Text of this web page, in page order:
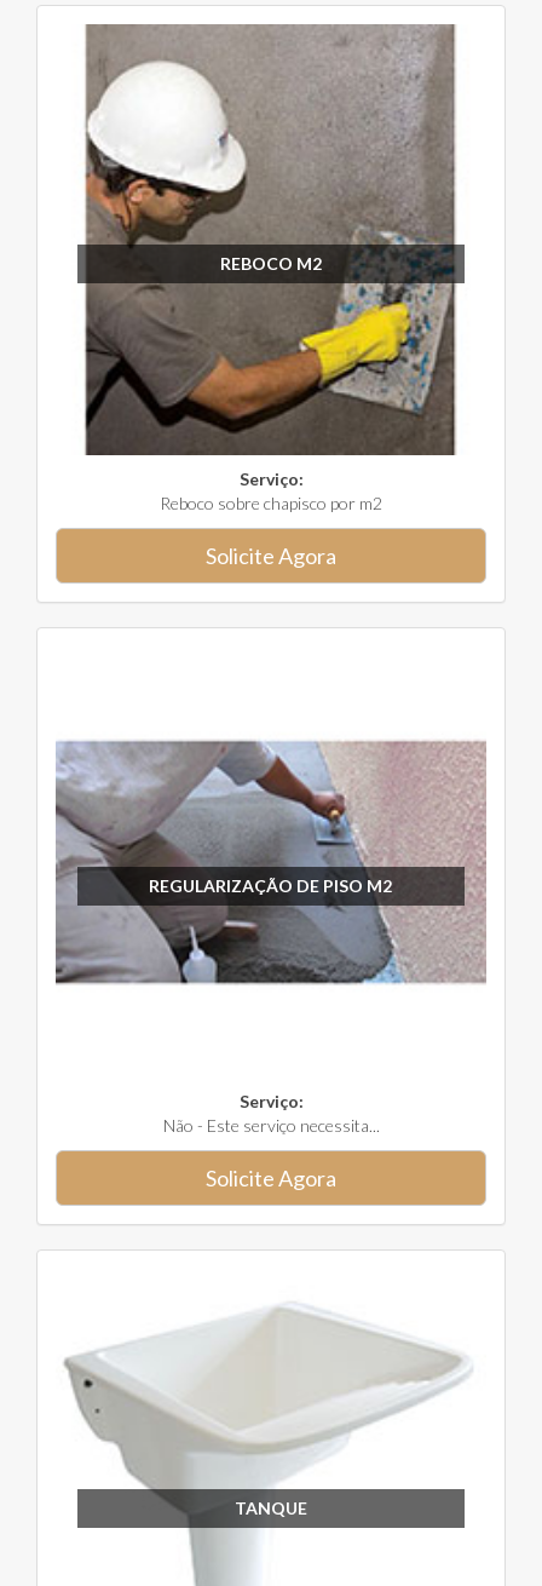
REBOCO M2
Serviço:
Reboco sobre chapisco por m2
Solicite Agora
REGULARIZAÇÃO DE PISO M2
Serviço:
Não - Este serviço necessita...
Solicite Agora
TANQUE